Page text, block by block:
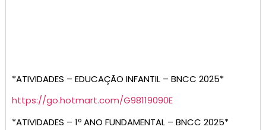
*ATIVIDADES – EDUCAÇÃO INFANTIL – BNCC 2025*
https://go.hotmart.com/G98119090E
*ATIVIDADES – 1º ANO FUNDAMENTAL – BNCC 2025*